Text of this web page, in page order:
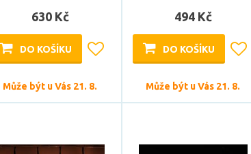
630 Kč
DO KOŠÍKU
Může být u Vás 21. 8.
494 Kč
DO KOŠÍKU
Může být u Vás 21. 8.